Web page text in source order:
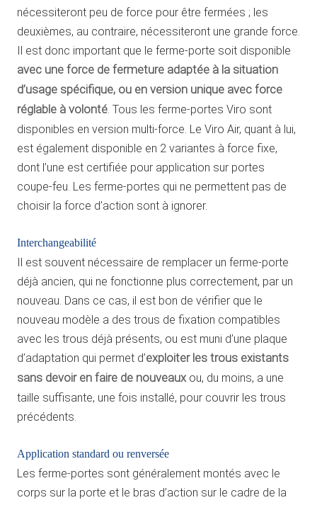
nécessiteront peu de force pour être fermées ; les
deuxièmes, au contraire, nécessiteront une grande force.
Il est donc important que le ferme-porte soit disponible
avec une force de fermeture adaptée à la situation
d’usage spécifique, ou en version unique avec force
réglable à volonté. Tous les ferme-portes Viro sont
disponibles en version multi-force. Le Viro Air, quant à lui,
est également disponible en 2 variantes à force fixe,
dont l’une est certifiée pour application sur portes
coupe-feu. Les ferme-portes qui ne permettent pas de
choisir la force d’action sont à ignorer.
Interchangeabilité
Il est souvent nécessaire de remplacer un ferme-porte
déjà ancien, qui ne fonctionne plus correctement, par un
nouveau. Dans ce cas, il est bon de vérifier que le
nouveau modèle a des trous de fixation compatibles
avec les trous déjà présents, ou est muni d’une plaque
d’adaptation qui permet d’exploiter les trous existants
sans devoir en faire de nouveauxou, du moins, a une
taille suffisante, une fois installé, pour couvrir les trous
précédents.
Application standard ou renversée
Les ferme-portes sont généralement montés avec le
corps sur la porte et le bras d’action sur le cadre de la